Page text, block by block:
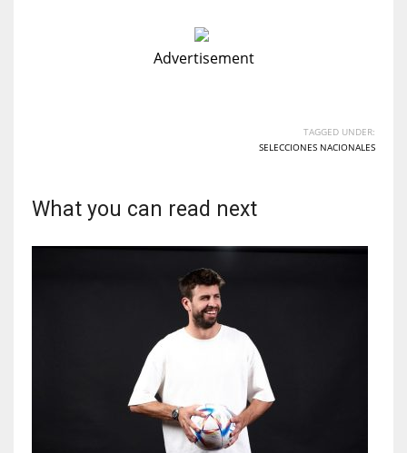
Advertisement
TAGGED UNDER:
SELECCIONES NACIONALES
What you can read next